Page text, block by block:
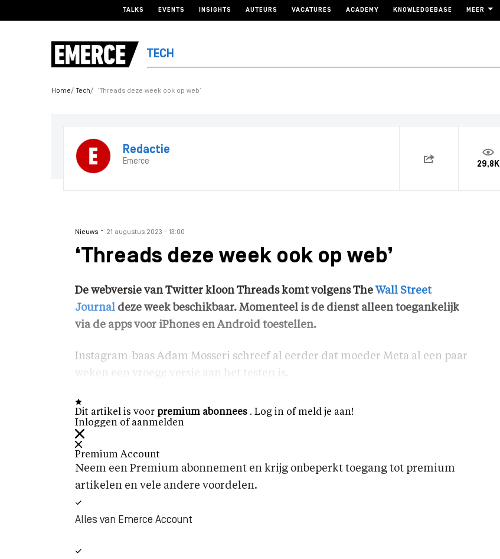
TALKS EVENTS INSIGHTS AUTEURS VACATURES ACADEMY KNOWLEDGEBASE MEER
TECH
Home Tech ‘Threads deze week ook op web’
Redactie
Emerce 29,8K
Nieuws - 21 augustus 2023 - 13:00
‘Threads deze week ook op web’
De webversie van Twitter kloon Threads komt volgens The Wall Street
Journal deze week beschikbaar. Momenteel is de dienst alleen toegankelijk
via de apps voor iPhones en Android toestellen.
Instagram-baas Adam Mosseri schreef al eerder dat moeder Meta al een paar
weken een vroege versie aan het testen is.
Dit artikel is voor premium abonnees . Log in of meld je aan!
Inloggen of aanmelden
Premium Account
Neem een Premium abonnement en krijg onbeperkt toegang tot premium
artikelen en vele andere voordelen.
Alles van Emerce Account